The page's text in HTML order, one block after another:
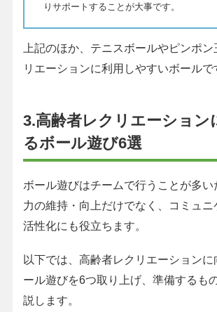
りサポートすることが大事です。
上記のほか、テニスボールやピンポン
リエーションに利用しやすいボールで
3.高齢者レクリエーション
るボール遊び6選
ボール遊びはチームで行うことが多
力の維持・向上だけでなく、コミュ
活性化にも役立ちます。
以下では、高齢者レクリエーションに
ール遊びを6つ取り上げ、準備するも
説します。